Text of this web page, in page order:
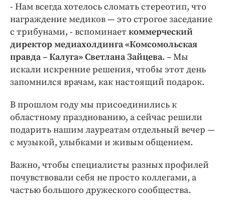
- Нам всегда хотелось сломать стереотип, что
награждение медиков — это строгое заседание
с трибунами, - вспоминает коммерческий
директор медиахолдинга «Комсомольская
правда – Калуга» Светлана Зайцева. – Мы
искали искренние решения, чтобы этот день
запомнился врачам, как настоящий подарок.
В прошлом году мы присоединились к
областному празднованию, а сейчас решили
подарить нашим лауреатам отдельный вечер —
с музыкой, улыбками и живым общением.
Важно, чтобы специалисты разных профилей
почувствовали себя не просто коллегами, а
частью большого дружеского сообщества.